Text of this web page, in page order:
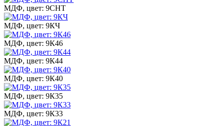
МДФ, цвет: 9СНТ
МДФ, цвет: 9КЧ
МДФ, цвет: 9К46
МДФ, цвет: 9К44
МДФ, цвет: 9К40
МДФ, цвет: 9К35
МДФ, цвет: 9К33